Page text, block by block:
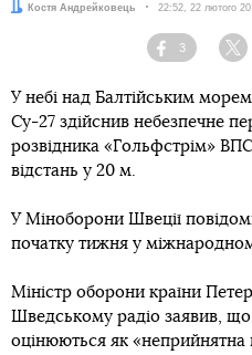
Автор:Костя Андрейковець Дата:
22:52, 22 лютого
Facebook
3
У небі над Балтійським
Су-27 здійснив небезпечне
розвідника «Гольфстрім»
відстань у 20 м.
У Міноборони Швеції
початку тижня у
Міністр оборони країни
Шведському радіо заявив, що
оцінюються як «неприйнятна